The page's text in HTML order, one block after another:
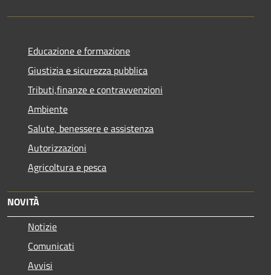
Educazione e formazione
Giustizia e sicurezza pubblica
Tributi,finanze e contravvenzioni
Ambiente
Salute, benessere e assistenza
Autorizzazioni
Agricoltura e pesca
NOVITÀ
Notizie
Comunicati
Avvisi